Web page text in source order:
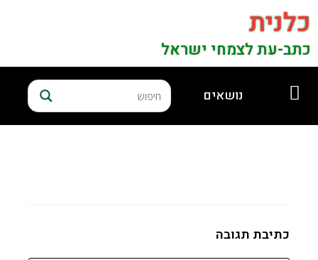
כלנית
כתב-עת לצמחי ישראל
נושאים
כתיבת תגובה